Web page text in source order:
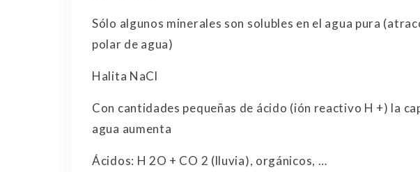
Sólo algunos minerales son solubles en el agua pura
polar de agua)
Halita NaCl
Con cantidades pequeñas de ácido (ión reactivo H +) la
agua aumenta
Ácidos: H 2O + CO 2 (lluvia), orgánicos, …